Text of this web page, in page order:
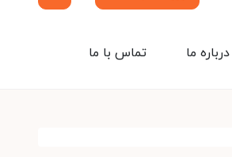
تماس با ما درباره ما